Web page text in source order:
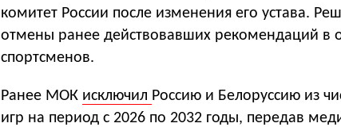
комитет России после изменения его устава.
отмены ранее действовавших рекомендаций в
спортсменов.
Ранее МОК исключил Россию и Белоруссию из
игр на период с 2026 по 2032 годы, передав